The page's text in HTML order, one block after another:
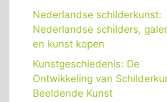
Nederlandse schilderkunst:
Nederlandse schilders,
en kunst kopen
Kunstgeschiedenis: De
Ontwikkeling van
Beeldende Kunst